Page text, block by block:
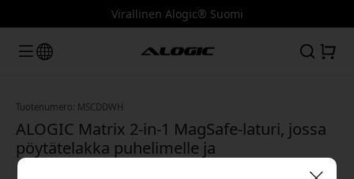
Virallinen Alogic® Suomi
Tuotenumero: MSCDDWH
ALOGIC Matrix 2-in-1 MagSafe-laturi, jossa
pöytätelakka puhelimelle ja
nappikuulokkeille - Valkoinen